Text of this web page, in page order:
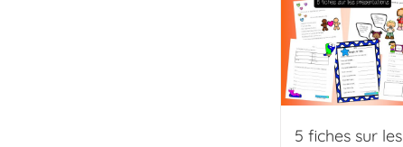
5 fiches sur les